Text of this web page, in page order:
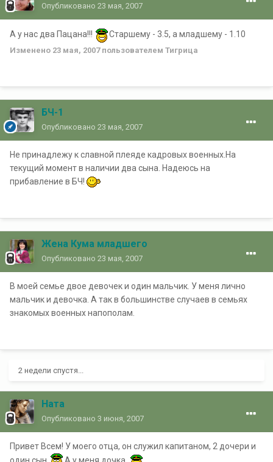
Опубликовано 23 мая, 2007
А у нас два Пацана!!! Старшему - 3.5, а младшему - 1.10
Изменено 23 мая, 2007пользователем Тигрица
БЧ-1
Опубликовано 23 мая, 2007
Не принадлежу к славной плеяде кадровых военных.На
текущий момент в наличии два сына. Надеюсь на
прибавление в БЧ!
Жена Кума младшего
Опубликовано 23 мая, 2007
В моей семье двое девочек и один мальчик. У меня лично
мальчик и девочка. А так в большинстве случаев в семьях
знакомых военных напополам.
2 недели спустя...
Ната
Опубликовано 3 июня, 2007
Привет Всем! У моего отца, он служил капитаном, 2 дочери и